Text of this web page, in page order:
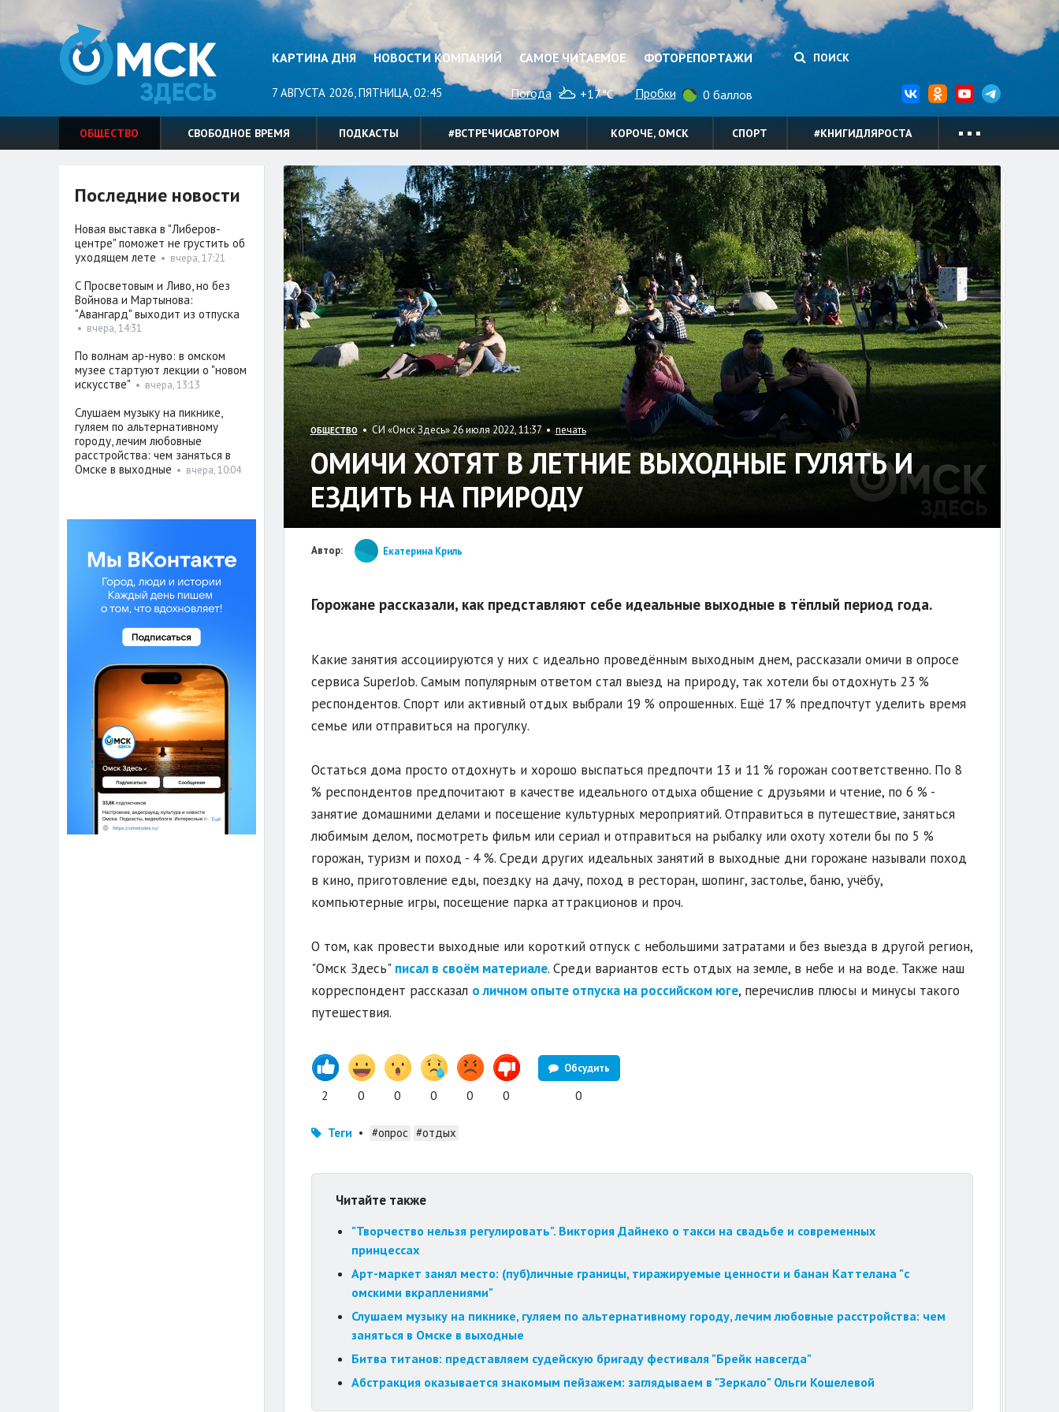
КАРТИНА ДНЯ НОВОСТИ КОМПАНИЙ САМОЕ ЧИТАЕМОЕ ФОТОРЕПОРТАЖИ ПОИСК
7 АВГУСТА 2026, ПЯТНИЦА, 02:45 Погода +17°C Пробки 0 баллов
ОБЩЕСТВО СВОБОДНОЕ ВРЕМЯ ПОДКАСТЫ #ВСТРЕЧИСАВТОРОМ КОРОЧЕ, ОМСК СПОРТ #КНИГИДЛЯРОСТА
ОБЩЕСТВО• СИ «Омск Здесь» 26 июля 2022, 11:37 •печать
ОМИЧИ ХОТЯТ В ЛЕТНИЕ ВЫХОДНЫЕ ГУЛЯТЬ И
ЕЗДИТЬ НА ПРИРОДУ
Автор: Екатерина Криль
Горожане рассказали, как представляют себе идеальные выходные в тёплый период года.
Какие занятия ассоциируются у них с идеально проведённым выходным днем, рассказали омичи в опросе
сервиса SuperJob. Самым популярным ответом стал выезд на природу, так хотели бы отдохнуть 23 %
респондентов. Спорт или активный отдых выбрали 19 % опрошенных. Ещё 17 % предпочтут уделить время
семье или отправиться на прогулку.
Остаться дома просто отдохнуть и хорошо выспаться предпочти 13 и 11 % горожан соответственно. По 8
% респондентов предпочитают в качестве идеального отдыха общение с друзьями и чтение, по 6 % -
занятие домашними делами и посещение культурных мероприятий. Отправиться в путешествие, заняться
любимым делом, посмотреть фильм или сериал и отправиться на рыбалку или охоту хотели бы по 5 %
горожан, туризм и поход - 4 %. Среди других идеальных занятий в выходные дни горожане называли поход
в кино, приготовление еды, поездку на дачу, поход в ресторан, шопинг, застолье, баню, учёбу,
компьютерные игры, посещение парка аттракционов и проч.
О том, как провести выходные или короткий отпуск с небольшими затратами и без выезда в другой регион,
"Омск Здесь" писал в своём материале. Среди вариантов есть отдых на земле, в небе и на воде. Также наш
корреспондент рассказал о личном опыте отпуска на российском юге, перечислив плюсы и минусы такого
путешествия.
2 0 0 0 0 0
Обсудить
0
Теги • #опрос #отдых
Читайте также
"Творчество нельзя регулировать". Виктория Дайнеко о такси на свадьбе и современных
принцессах
Арт-маркет занял место: (пуб)личные границы, тиражируемые ценности и банан Каттелана "с
омскими вкраплениями"
Слушаем музыку на пикнике, гуляем по альтернативному городу, лечим любовные расстройства: чем
заняться в Омске в выходные
Битва титанов: представляем судейскую бригаду фестиваля "Брейк навсегда"
Абстракция оказывается знакомым пейзажем: заглядываем в "Зеркало" Ольги Кошелевой
Последние новости
Новая выставка в "Либеров-
центре" поможет не грустить об
уходящем лете • вчера, 17:21
С Просветовым и Ливо, но без
Войнова и Мартынова:
"Авангард" выходит из отпуска
• вчера, 14:31
По волнам ар-нуво: в омском
музее стартуют лекции о "новом
искусстве" • вчера, 13:13
Слушаем музыку на пикнике,
гуляем по альтернативному
городу, лечим любовные
расстройства: чем заняться в
Омске в выходные • вчера, 10:04